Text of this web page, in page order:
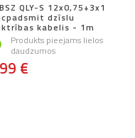
QLY-S 12x0,75+3x1
dzīslu
kabelis - 1m
Produkts pieejams lielos
daudzumos
€